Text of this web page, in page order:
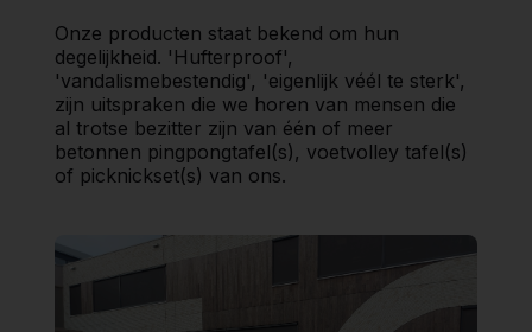
Onze producten staat bekend om hun
degelijkheid. 'Hufterproof',
'vandalismebestendig', 'eigenlijk véél te sterk',
zijn uitspraken die we horen van mensen die
al trotse bezitter zijn van één of meer
betonnen pingpongtafel(s), voetvolley tafel(s)
of picknickset(s) van ons.